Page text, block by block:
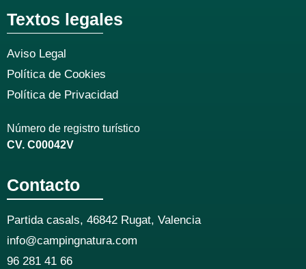
Textos legales
Aviso Legal
Política de Cookies
Política de Privacidad
Número de registro turístico
CV. C00042V
Contacto
Partida casals, 46842 Rugat, Valencia
info@campingnatura.com
96 281 41 66